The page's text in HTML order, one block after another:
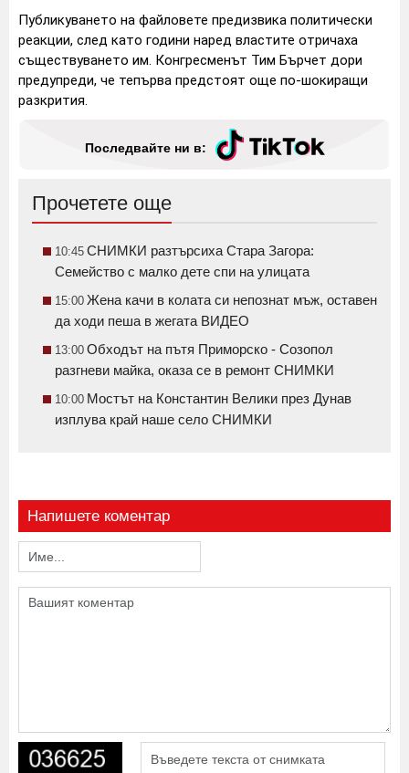
Публикуването на файловете предизвика политически
реакции, след като години наред властите отричаха
съществуването им. Конгресменът Тим Бърчет дори
предупреди, че тепърва предстоят още по-шокиращи
разкрития.
Последвайте ни в:
Прочетете още
10:45 СНИМКИ разтърсиха Стара Загора:
Семейство с малко дете спи на улицата
15:00 Жена качи в колата си непознат мъж, оставен
да ходи пеша в жегата ВИДЕО
13:00 Обходът на пътя Приморско - Созопол
разгневи майка, оказа се в ремонт СНИМКИ
10:00 Мостът на Константин Велики през Дунав
изплува край наше село СНИМКИ
Напишете коментар